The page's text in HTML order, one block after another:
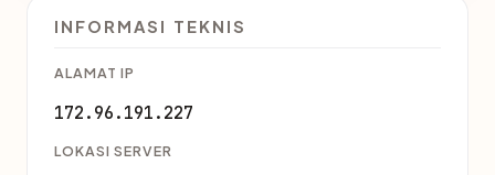
INFORMASI TEKNIS
ALAMAT IP
172.96.191.227
LOKASI SERVER